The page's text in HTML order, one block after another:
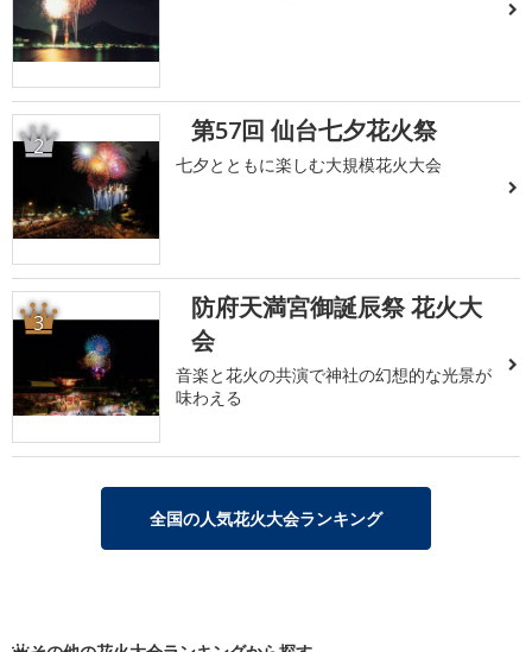
2 第57回 仙台七夕花火祭
七夕とともに楽しむ大規模花火大会
3
防府天満宮御誕辰祭 花火大
会
音楽と花火の共演で神社の幻想的な光景が
味わえる
全国の人気花火大会ランキング